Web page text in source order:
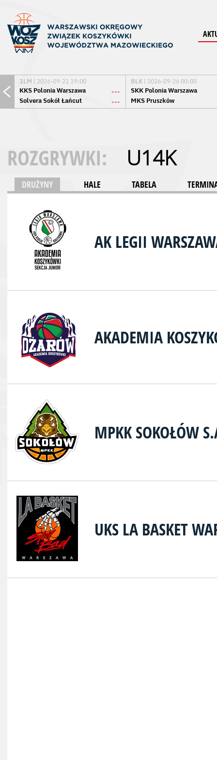
1LM | 2026-09-21 19:00
KKS Polonia Warszawa
---
Solvera Sokół Łańcut
---
BLK | 2026-09-26 00:00
SKK Polonia Warszawa
MKS Pruszków
ROZGRYWKI: U14K
DRUŻYNY HALE TABELA
AK LEGII
AKADEMIA
MPKK SOKOŁÓW
UKS LA BASKET